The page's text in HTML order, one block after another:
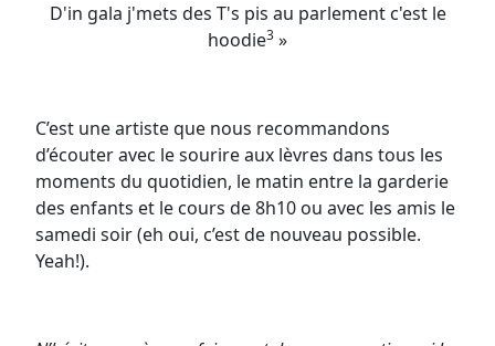
D'in gala j'mets des T's pis au parlement c'est le
hoodie3 »
C’est une artiste que nous recommandons
d’écouter avec le sourire aux lèvres dans tous les
moments du quotidien, le matin entre la garderie
des enfants et le cours de 8h10 ou avec les amis le
samedi soir (eh oui, c’est de nouveau possible.
Yeah!).